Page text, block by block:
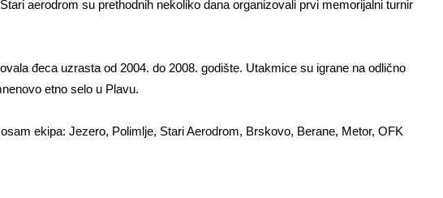
aerodrom su prethodnih nekoliko dana organizovali prvi memorijalni turnir
đeca uz­ra­sta od 2004. do 2008. go­di­šte. Utakmice su igrane na od­lič­no
et­no se­lo u Pla­vu.
ekipa: Je­ze­ro, Po­li­mlje, Sta­ri Aero­drom, Br­sko­vo, Be­ra­ne, Me­tor, OFK